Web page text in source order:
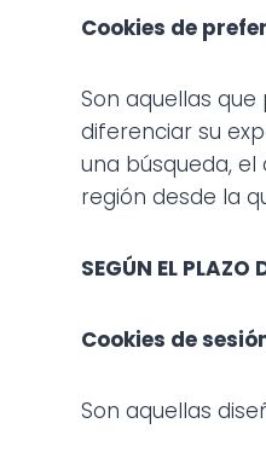
Cookies de
Son aquellas
diferenciar su
una búsqueda,
región desde la
SEGÚN EL PLAZO
Cookies de
Son aquellas